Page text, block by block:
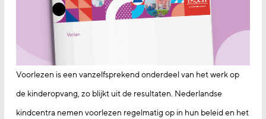
Voorlezen is een vanzelfsprekend onderdeel van het werk op
de kinderopvang, zo blijkt uit de resultaten. Nederlandse
kindcentra nemen voorlezen regelmatig op in hun beleid en het